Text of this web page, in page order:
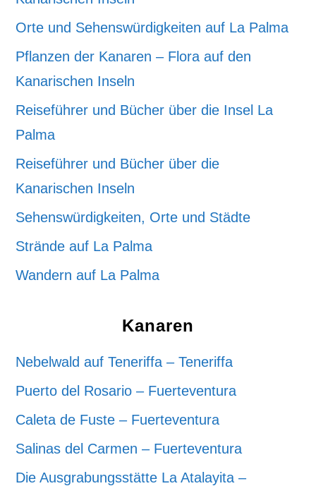
Orte und Sehenswürdigkeiten auf La Palma
Pflanzen der Kanaren – Flora auf den
Kanarischen Inseln
Reiseführer und Bücher über die Insel La
Palma
Reiseführer und Bücher über die
Kanarischen Inseln
Sehenswürdigkeiten, Orte und Städte
Strände auf La Palma
Wandern auf La Palma
Kanaren
Nebelwald auf Teneriffa – Teneriffa
Puerto del Rosario – Fuerteventura
Caleta de Fuste – Fuerteventura
Salinas del Carmen – Fuerteventura
Die Ausgrabungsstätte La Atalayita –